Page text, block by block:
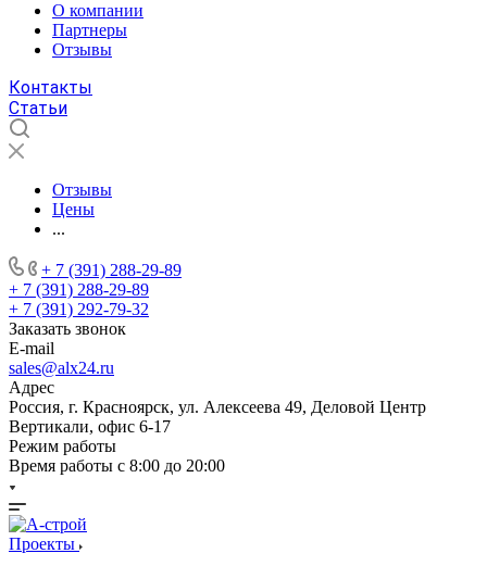
О компании
Партнеры
Отзывы
Контакты
Статьи
Отзывы
Цены
...
+ 7 (391) 288-29-89
+ 7 (391) 288-29-89
+ 7 (391) 292-79-32
Заказать звонок
E-mail
sales@alx24.ru
Адрес
Россия, г. Красноярск, ул. Алексеева 49, Деловой Центр
Вертикали, офис 6-17
Режим работы
Время работы с 8:00 до 20:00
Проекты